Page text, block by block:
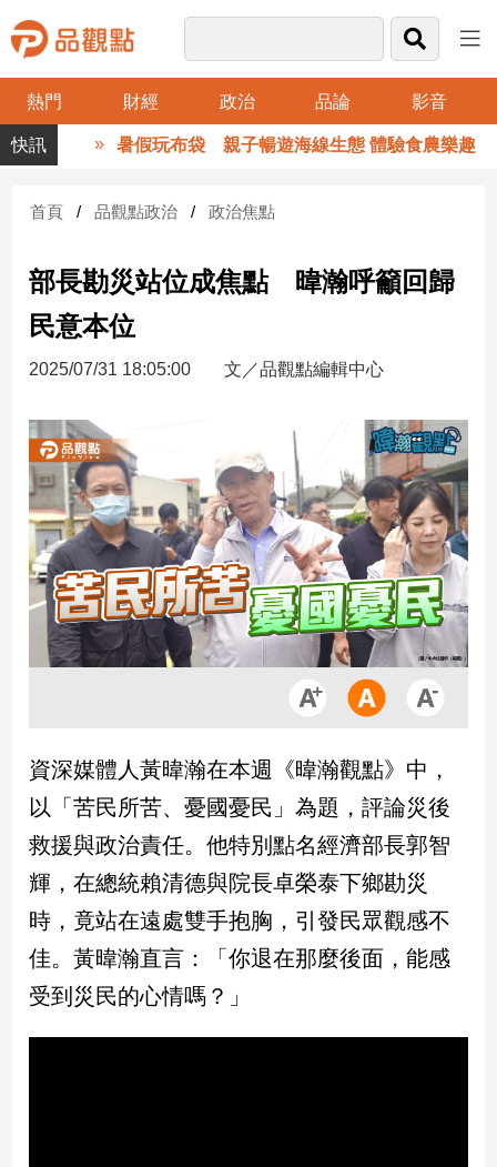
熱門 財經 政治 品論 影音
品
觀
財
台
財
新
產
經/
股
市
房
地
產
品
政
治
政
治
焦
品
觀
點
民
暑假玩布袋 親子暢遊海線生態 體驗食農樂趣
首頁 品觀點政治 政治焦點
部長勘災站位成焦點 暐瀚呼籲回歸
民意本位
2025/07/31 18:05:00 文／品觀點編輯中心
資深媒體人黃暐瀚在本週《暐瀚觀點》中，
以「苦民所苦、憂國憂民」為題，評論災後
救援與政治責任。他特別點名經濟部長郭智
輝，在總統賴清德與院長卓榮泰下鄉勘災
時，竟站在遠處雙手抱胸，引發民眾觀感不
佳。黃暐瀚直言：「你退在那麼後面，能感
受到災民的心情嗎？」